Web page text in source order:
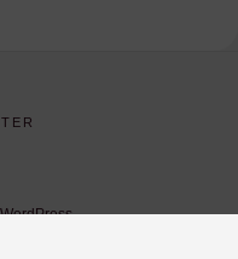
WordPress.